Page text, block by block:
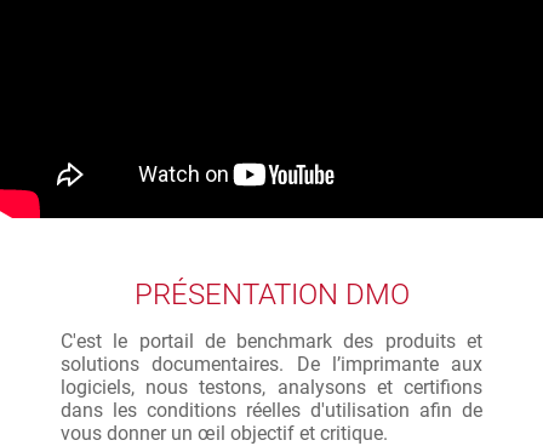
PRÉSENTATION DMO
C'est le portail de benchmark des produits et
solutions documentaires. De l’imprimante aux
logiciels, nous testons, analysons et certifions
dans les conditions réelles d'utilisation afin de
vous donner un œil objectif et critique.